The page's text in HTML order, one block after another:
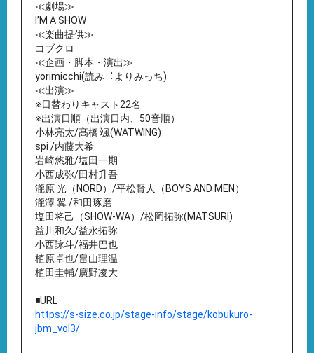
≪劇場≫
IʼM A SHOW
≪楽曲提供≫
コブクロ
≪企画・脚本・演出≫
yorimicchi(読み︓よりみっち)
≪出演≫
※⽇替わりキャスト22名
※出演⽇順（出演⽇内、50⾳順）
⼩林亮太/髙橋 颯(WATWING)
spi /内藤⼤希
岩崎悠雅/塩⽥⼀期
⼩⻄成弥/⽥村升吾
瀧原 光（NORD）/平松賢⼈（BOYS AND MEN）
瀧澤 翼 /和⽥琢磨
塩⽥将⼰（SHOW-WA）/松岡拓弥(MATSURI)
益川和久/益永拓弥
⼩⻄詠⽃/福井巴也
植原卓也/畠⼭理温
植⽥圭輔/廣野凌⼤
◾️URL
https://s-size.co.jp/stage-info/stage/kobukuro-
jbm_vol3/